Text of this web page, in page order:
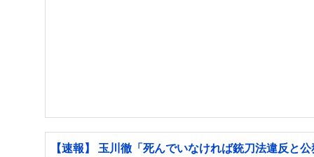
【速報】 玉川徹「死んでいなければ銃刀法違反と